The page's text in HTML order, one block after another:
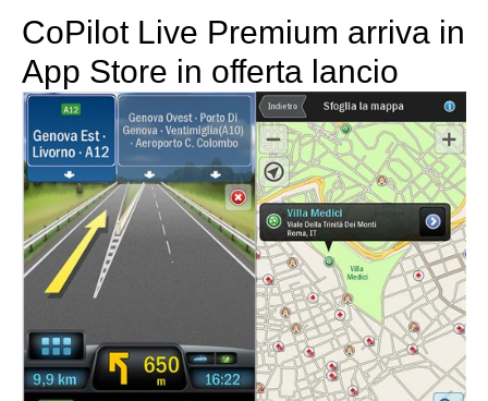
CoPilot Live Premium arriva in
App Store in offerta lancio